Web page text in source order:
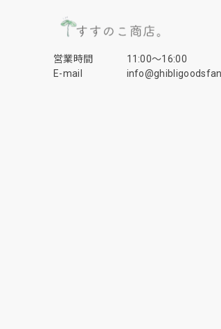
営業時間
11:00〜16:00
E-mail